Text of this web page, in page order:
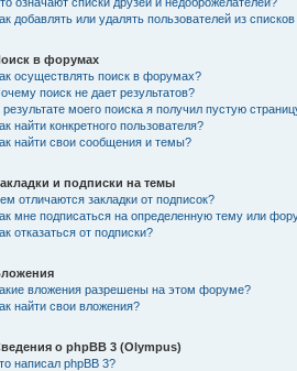
добавлять или удалять пользователей из
в форумах
осуществлять поиск в форумах?
поиск не дает результатов?
результате моего поиска я получил пустую
найти конкретного пользователя?
найти свои сообщения и темы?
и подписки на темы
отличаются закладки от подписок?
мне подписаться на определенную тему или
отказаться от подписки?
вложения разрешены на этом форуме?
найти свои вложения?
о phpBB 3 (Olympus)
написал phpBB 3?